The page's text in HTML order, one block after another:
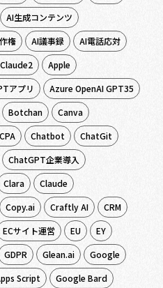
AI生成コンテンツ
権 AI議事録
AI電話応対
Apple
アプリ
Azure OpenAI GPT35
Botchan
Canva
Chatbot
ChatGit
ChatGPT企業導入
Clara
Claude
Copy.ai Craftly AI
CRM
ECサイト運営 EU
EY
GDPR Glean.ai
Google
Script
Google Bard